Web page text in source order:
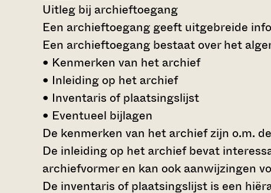
Uitleg bij archieftoegang
Een archieftoegang geeft uitgebreide
Een archieftoegang bestaat over het
• Kenmerken van het archief
• Inleiding op het archief
• Inventaris of plaatsingslijst
• Eventueel bijlagen
De kenmerken van het archief zijn o.m.
De inleiding op het archief bevat
archiefvormer en kan ook aanwijzingen
De inventaris of plaatsingslijst is een